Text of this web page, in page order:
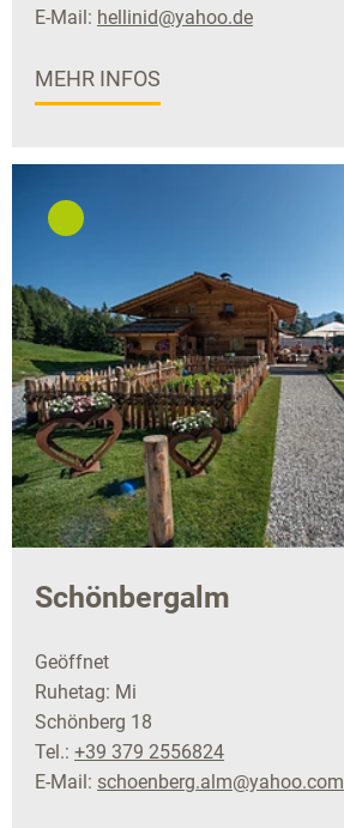
E-Mail: hellinid@yahoo.de
MEHR INFOS
Schönbergalm
Geöffnet
Ruhetag: Mi
Schönberg 18
Tel.: +39 379 2556824
E-Mail: schoenberg.alm@yahoo.com